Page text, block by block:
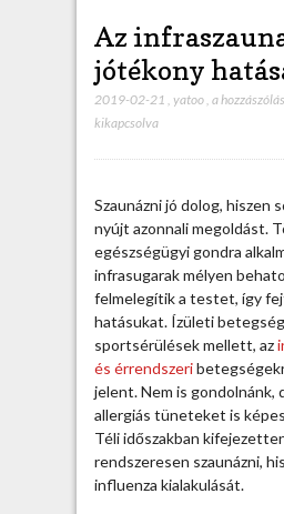
Az
jótékony
2019-02-21 yatoo, A
r
a
s
z
a
u
n
a
j
ó
t
é
k
a
kikapcsolva
Szaunázni jó dolog, hiszen
nyújt azonnali megoldást.
egészségügyi gondra
infrasugarak mélyen
felmelegítik a testet, így
hatásukat. Ízületi
sportsérülések mellett, az
és érrendszeri
jelent. Nem is gondolnánk,
allergiás tüneteket is
Téli időszakban
rendszeresen szaunázni,
influenza kialakulását.